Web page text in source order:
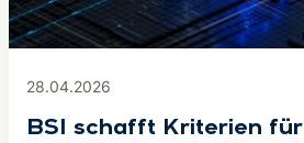
28.04.2026
BSI schafft Kriterien für